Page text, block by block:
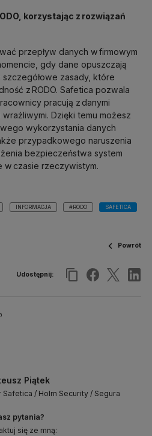
korzystając z rozwiązań
przepływ danych w firmowym
gdy dane opuszczają
zasady, które
z RODO. Safetica pozwala
pracują z danymi
Dzięki temu możesz
wykorzystania danych
przypadkowego naruszenia
bezpieczeństwa system
czasie rzeczywistym.
INFORMACJA #RODO
SAFETICA
Powrót
Udostępnij:
Piątek
/ Holm Security / Segura
pytania?
się ze mną: